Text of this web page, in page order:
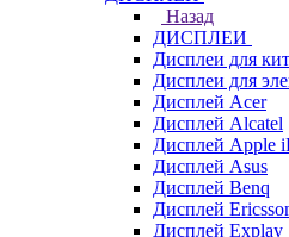
Назад
ДИСПЛЕИ
Дисплеи для
Дисплеи для
Дисплей Acer
Дисплей Alcatel
Дисплей Apple
Дисплей Asus
Дисплей Benq
Дисплей
Дисплей Explay